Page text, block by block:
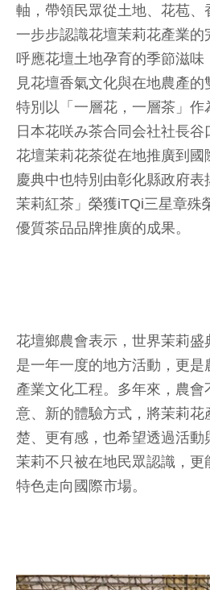
軸，帶領民眾從土地、花苞、
一步步認識花壇茉莉花產業的
呼應花壇土地孕育的季節滋
見花壇香氣文化與在地農產
特別以「一層花，一層茶」
日本花咲み茶合同会社社長
花壇茉莉花茶從在地推廣到國
慶典中也特別由彰化縣政府
茉莉紅茶」榮獲iTQi三星章殊
優質茶品品牌推廣的成果。
花壇鄉農會表示，世界茉莉盛
是一年一度的地方活動，更是
產業文化工程。多年來，農會
意、新的體驗方式，將茉莉
楚、更有感，也希望透過活動
茉莉不只被在地民眾認識，
特色走向國際市場。